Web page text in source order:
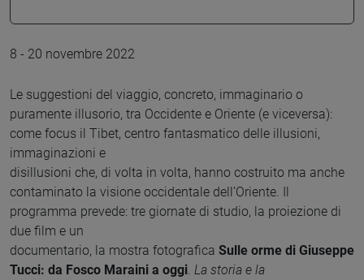
8 - 20 novembre 2022
Le suggestioni del viaggio, concreto, immaginario o
puramente illusorio, tra Occidente e Oriente (e viceversa):
come focus il Tibet, centro fantasmatico delle illusioni,
immaginazioni e
disillusioni che, di volta in volta, hanno costruito ma anche
contaminato la visione occidentale dell’Oriente. Il
programma prevede: tre giornate di studio, la proiezione di
due film e un
documentario, la mostra fotografica Sulle orme di Giuseppe
Tucci: da Fosco Maraini a oggi. La storia e la